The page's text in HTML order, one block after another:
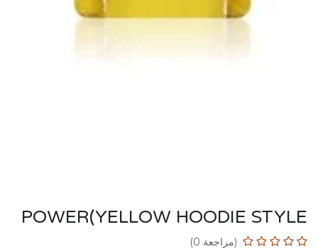
POWER(YELLOW HOODIE STYLE
(مراجعة 0)